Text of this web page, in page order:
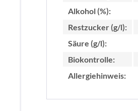
Alkohol (%):
Restzucker (g/l):
Säure (g/l):
Biokontrolle:
Allergiehinweis: